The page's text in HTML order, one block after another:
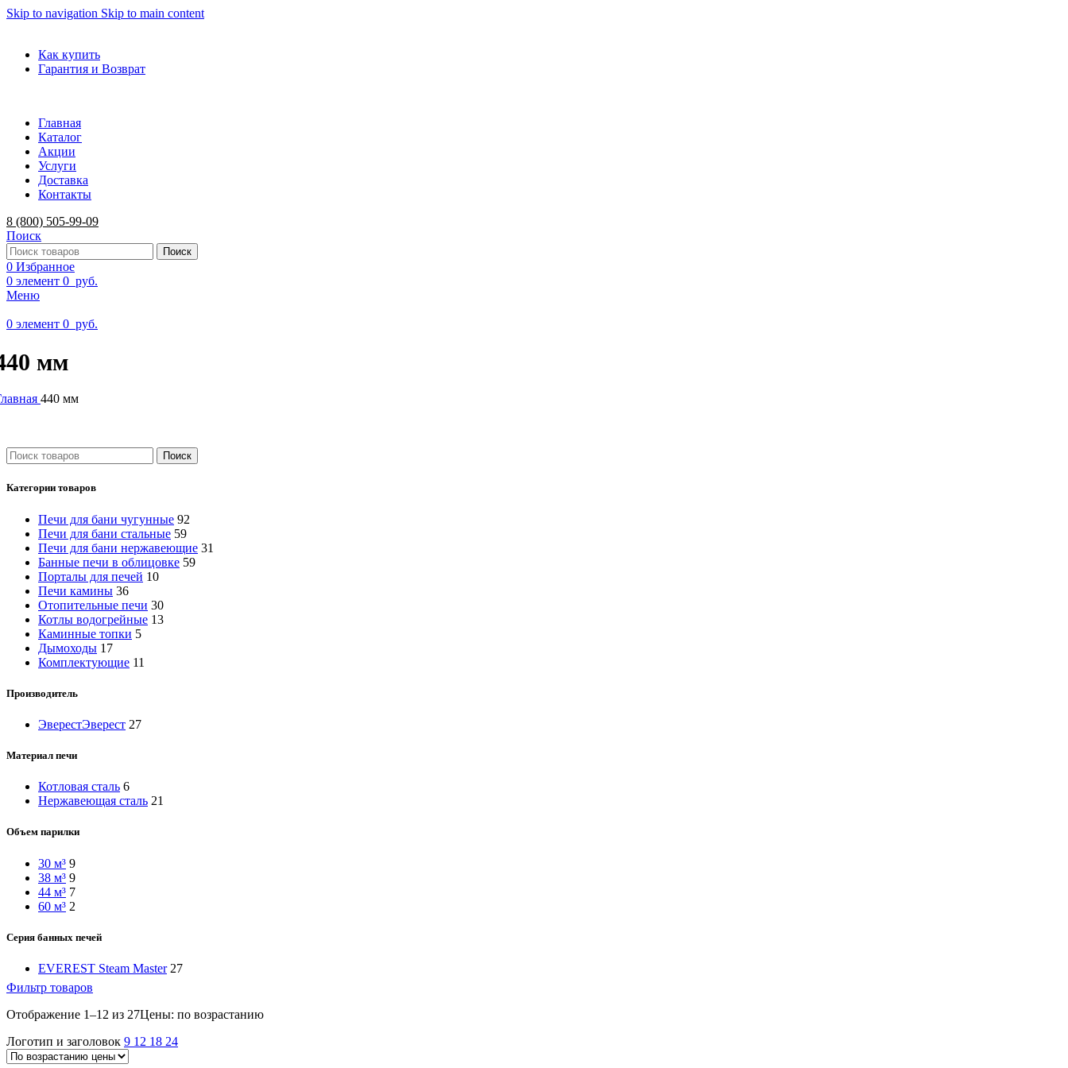
Skip to navigation Skip to main content
Как купить
Гарантия и Возврат
Главная
Каталог
Акции
Услуги
Доставка
Контакты
8 (800) 505-99-09
Поиск
Поиск
0 Избранное
0 элемент 0 руб.
Меню
0 элемент 0 руб.
мм
440 мм
Поиск
Категории товаров
Печи для бани чугунные 92
Печи для бани стальные 59
Печи для бани нержавеющие 31
Банные печи в облицовке 59
Порталы для печей 10
Печи камины 36
Отопительные печи 30
Котлы водогрейные 13
Каминные топки 5
Дымоходы 17
Комплектующие 11
Производитель
ЭверестЭверест 27
Материал печи
Котловая сталь 6
Нержавеющая сталь 21
Объем парилки
30 м³ 9
38 м³ 9
44 м³ 7
60 м³ 2
Серия банных печей
EVEREST Steam Master 27
Фильтр товаров
Отображение 1–12 из 27Цены: по возрастанию
Логотип и заголовок 9 12 18 24